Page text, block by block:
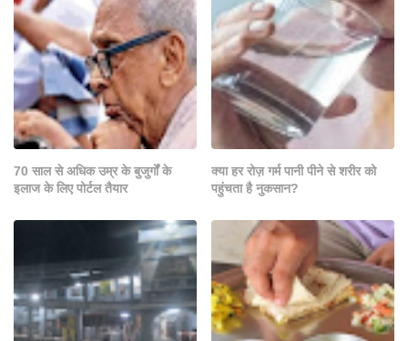
70 साल से अधिक उम्र के बुजुर्गों के
इलाज के लिए पोर्टल तैयार
क्या हर रोज़ गर्म पानी पीने से शरीर को
पहुंचता है नुकसान?